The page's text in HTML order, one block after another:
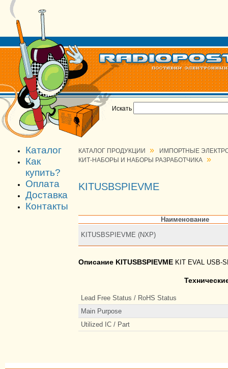
Искать
Каталог
Как
купить?
Оплата
Доставка
Контакты
КАТАЛОГ ПРОДУКЦИИ »
ИМПОРТНЫЕ
КИТ-НАБОРЫ И НАБОРЫ РАЗРАБОТЧИКА »
KITUSBSPIEVME
Наименование
KITUSBSPIEVME (NXP)
Описание KITUSBSPIEVME KIT EVAL USB-
Lead Free Status / RoHS Status
Main Purpose
Utilized IC / Part